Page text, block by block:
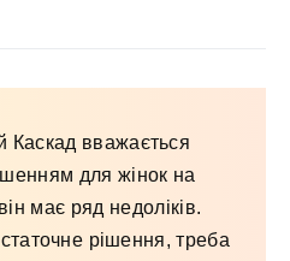
Каскад вважається
для жінок на
має ряд недоліків.
рішення, треба